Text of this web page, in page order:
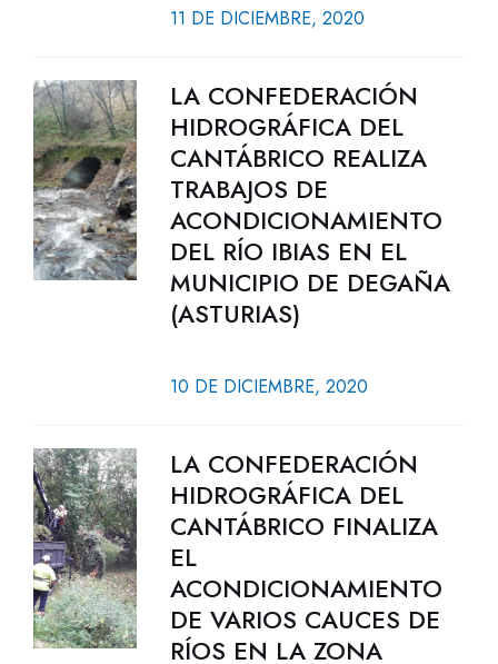
11 DE DICIEMBRE, 2020
LA CONFEDERACIÓN
HIDROGRÁFICA DEL
CANTÁBRICO REALIZA
TRABAJOS DE
ACONDICIONAMIENTO
DEL RÍO IBIAS EN EL
MUNICIPIO DE DEGAÑA
(ASTURIAS)
10 DE DICIEMBRE, 2020
LA CONFEDERACIÓN
HIDROGRÁFICA DEL
CANTÁBRICO FINALIZA
EL
ACONDICIONAMIENTO
DE VARIOS CAUCES DE
RÍOS EN LA ZONA